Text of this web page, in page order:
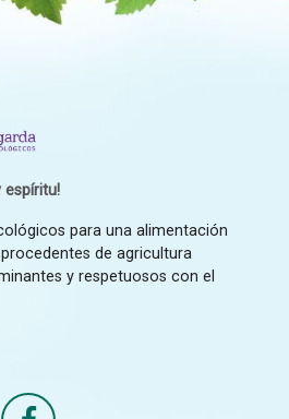
espíritu!
para una alimentación
de agricultura
y respetuosos con el